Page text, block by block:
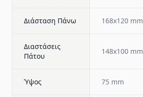
Διάσταση Πάνω 168x120 mm
Διαστάσεις
Πάτου
148x100 mm
Ύψος 75 mm